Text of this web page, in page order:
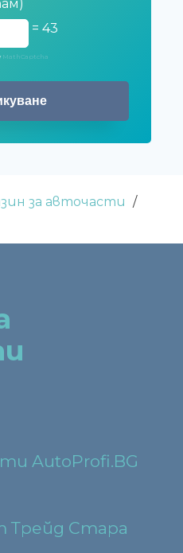
= 43
MathCaptcha
за авточасти
AutoProfi.BG
Трейд Стара